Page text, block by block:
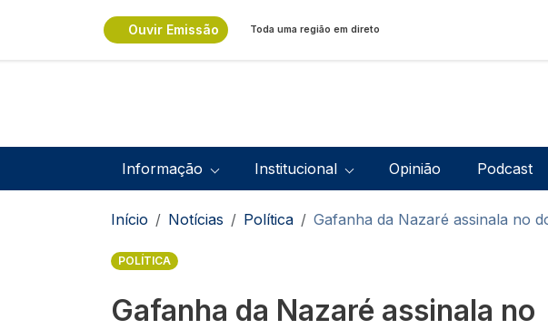
Ouvir Emissão Toda uma região em direto
Navegação principal
Informação Institucional Opinião Podcast
Navegação estrutural
Início Notícias Política Gafanha da Nazaré assinala no
POLÍTICA
Gafanha da Nazaré assinala no